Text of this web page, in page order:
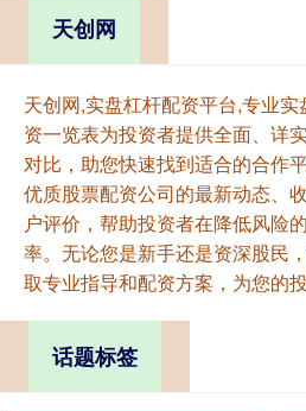
天创网
天创网,实盘杠杆配资平台,专业
资一览表为投资者提供全面、详
对比，助您快速找到适合的合作
优质股票配资公司的最新动态、
户评价，帮助投资者在降低风险
率。无论您是新手还是资深股民
取专业指导和配资方案，为您的
话题标签